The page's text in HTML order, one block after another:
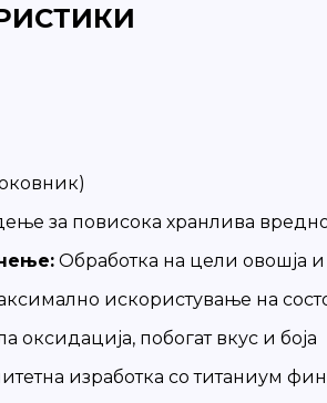
за повисока хранлива
Обработка на цели овошја
искористување на
оксидација, побогат вкус и боја
изработка со титаниум